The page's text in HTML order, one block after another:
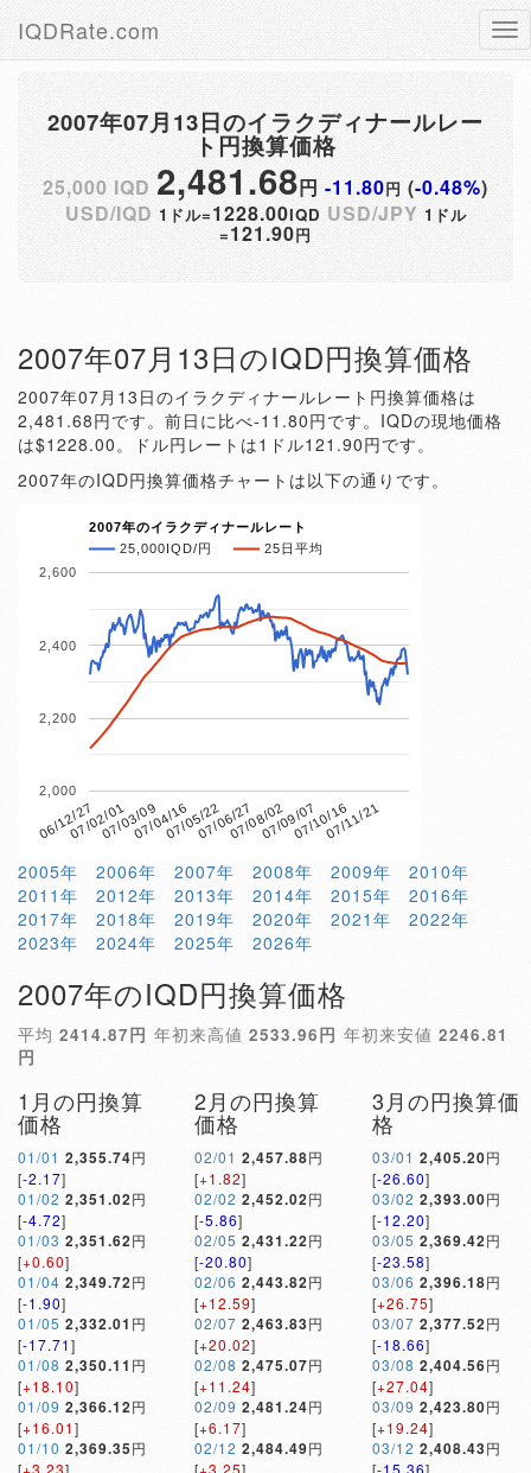
IQDRate.com
2007年07月13日のイラクディナールレー
ト円換算価格
25,000 IQD 2,481.68円 -11.80円 (-0.48%)
USD/IQD 1ドル=1228.00IQD USD/JPY 1ドル
=121.90円
2007年07月13日のIQD円換算価格
2007年07月13日のイラクディナールレート円換算価格は
2,481.68円です。前日に比べ-11.80円です。IQDの現地価格
は$1228.00。ドル円レートは1ドル121.90円です。
2007年のIQD円換算価格チャートは以下の通りです。
2007年のイラクディナールレート
25,000IQD/円
25日平均
06/12/2707/02/0107/03/0907/04/1607/05/2207/06/2707/08/0207/09/0707/10/1607/11/21
2,000
2,200
2,400
2,600
2005年 2006年 2007年 2008年 2009年
2010年
2011年
2012年 2013年 2014年 2015年
2016年
2017年
2018年 2019年 2020年 2021年
2022年
2023年
2024年 2025年 2026年
2007年のIQD円換算価格
平均 2414.87円 年初来高値 2533.96円 年初来安値 2246.81
円
1月の円換算
価格
01/01 2,355.74円
[-2.17]
01/02 2,351.02円
[-4.72]
01/03 2,351.62円
[+0.60]
01/04 2,349.72円
[-1.90]
01/05 2,332.01 円
[-17.71]
01/08 2,350.11 円
[+18.10]
01/09 2,366.12円
[+16.01]
01/10 2,369.35円
[+3.23]
2月の円換算
価格
02/01 2,457.88円
[+1.82]
02/02 2,452.02円
[-5.86]
02/05 2,431.22円
[-20.80]
02/06 2,443.82円
[+12.59]
02/07 2,463.83円
[+20.02]
02/08 2,475.07円
[+11.24]
02/09 2,481.24円
[+6.17]
02/12 2,484.49円
[+3.25]
3月の円換算価
格
03/01 2,405.20円
[-26.60]
03/02 2,393.00円
[-12.20]
03/05 2,369.42円
[-23.58]
03/06 2,396.18円
[+26.75]
03/07 2,377.52円
[-18.66]
03/08 2,404.56円
[+27.04]
03/09 2,423.80円
[+19.24]
03/12 2,408.43円
[-15.36]